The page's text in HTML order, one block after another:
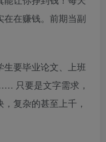
在赚钱。前期当副
生要毕业论文、上班
只要是文字需求，
复杂的甚至上千，